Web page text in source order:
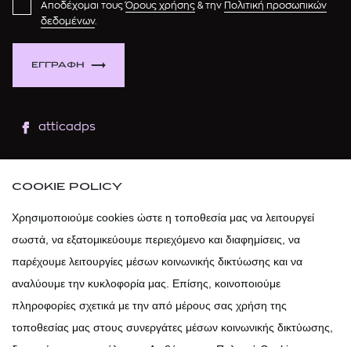
ΕΓΓΡΑΦΗ
Αποδέχομαι τουςΌρους χρήσης & την Πολιτική προσωπικών
δεδομένων.
atticadps
atticadps
COOKIE POLICY
Χρησιμοποιούμε cookies ώστε η τοποθεσία μας να λειτουργεί
σωστά, να εξατομικεύουμε περιεχόμενο και διαφημίσεις, να
παρέχουμε λειτουργίες μέσων κοινωνικής δικτύωσης και να
αναλύουμε την κυκλοφορία μας. Επίσης, κοινοποιούμε
πληροφορίες σχετικά με την από μέρους σας χρήση της
τοποθεσίας μας στους συνεργάτες μέσων κοινωνικής δικτύωσης,